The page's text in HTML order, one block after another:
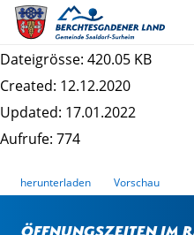
02. Änderung des
Begründung
Dateigrösse: 420.05 KB
Created: 12.12.2020
Updated: 17.01.2022
Aufrufe: 774
herunterladen Vorschau
Öffnungszeiten im